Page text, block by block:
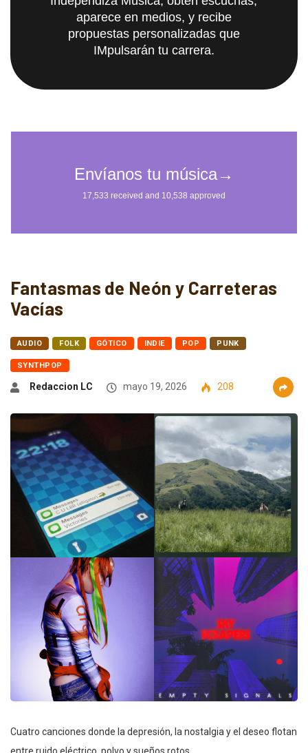
aparece en medios, y recibe
propuestas personalizadas que
IMpulsarán tu carrera.
Fantasmas de Neón y Carreteras
Vacías
AUDIO FOLK GÓTICO INDIE POP PUNK
SYNTHPOP
Redaccion LC mayo 19, 2026 208
Cuatro canciones donde la depresión, la nostalgia y el deseo flotan